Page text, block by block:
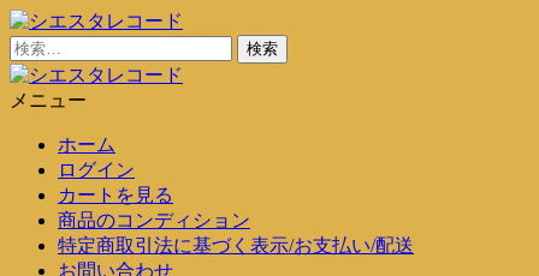
コ
ン
テ
ン
シエスタレコード
中古レコード通販
検
索:
メニュー
ホーム
ログイン
カートを見る
商品のコンディション
特定商取引法に基づく表示/お支払い/配送
お問い合わせ